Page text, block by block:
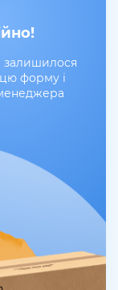
залишилося
цю форму і